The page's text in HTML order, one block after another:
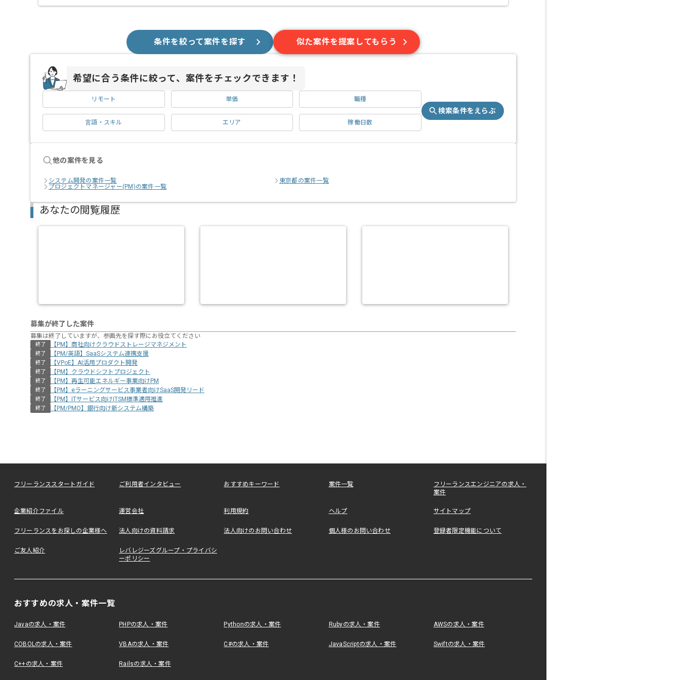
条件を絞って案件を探す 似た案件を提案してもらう
希望に合う条件に絞って、案件をチェックできます！
リモート 単価 職種
言語・スキル エリア 稼働日数
検索条件をえらぶ
他の案件を見る
システム開発の案件一覧
東京都の案件一覧
プロジェクトマネージャー(PM)の案件一覧
あなたの閲覧履歴
募集が終了した案件
募集は終了していますが、参画先を探す際にお役立てください
終了 【PM】商社向けクラウドストレージマネジメント
終了 【PM/英語】SaaSシステム連携支援
終了 【VPoE】AI活用プロダクト開発
終了 【PM】クラウドシフトプロジェクト
終了 【PM】再生可能エネルギー事業向けPM
終了 【PM】eラーニングサービス事業者向けSaaS開発リード
終了 【PM】ITサービス向けITSM標準適用推進
終了 【PM/PMO】銀行向け新システム構築
フリーランススタートガイド ご利用者インタビュー おすすめキーワード 案件一覧
フリーランスエンジニアの求人・
案件
企業紹介ファイル 運営会社 利用規約 ヘルプ サイトマップ
フリーランスをお探しの企業様へ 法人向けの資料請求 法人向けのお問い合わせ 個人様のお問い合わせ 登録者限定機能について
ご友人紹介
レバレジーズグループ・プライバシ
ーポリシー
おすすめの求人・案件一覧
Javaの求人・案件 PHPの求人・案件 Pythonの求人・案件 Rubyの求人・案件 AWSの求人・案件
COBOLの求人・案件 VBAの求人・案件 C#の求人・案件 JavaScriptの求人・案件 Swiftの求人・案件
C++の求人・案件 Railsの求人・案件